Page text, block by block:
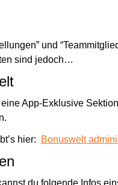
und
sind jedoch…
App-Exklusive
hier: Bonuswelt
du folgende Infos